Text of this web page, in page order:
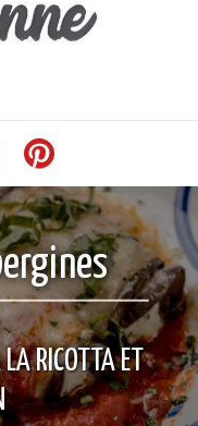
RICOTTA ET